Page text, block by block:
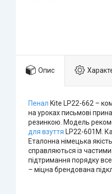
Опис
Пенал Kite LP22-662 –
на уроках письмові
резинкою. Модель
для взуття LP22-601M.
Еталонна німецька
справляються із
підтримання порядку
– міцна брендована